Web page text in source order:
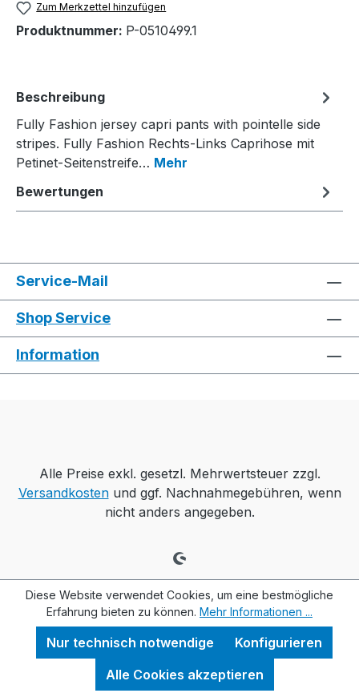
Zum Merkzettel hinzufügen
Produktnummer: P-0510499.1
Beschreibung
Fully Fashion jersey capri pants with pointelle side
stripes. Fully Fashion Rechts-Links Caprihose mit
Petinet-Seitenstreife… Mehr
Bewertungen
Service-Mail
Shop Service
Information
Alle Preise exkl. gesetzl. Mehrwertsteuer zzgl.
Versandkostenund ggf. Nachnahmegebühren, wenn
nicht anders angegeben.
Diese Website verwendet Cookies, um eine bestmögliche
Erfahrung bieten zu können. Mehr Informationen ...
Nur technisch notwendige
Konfigurieren
Alle Cookies akzeptieren